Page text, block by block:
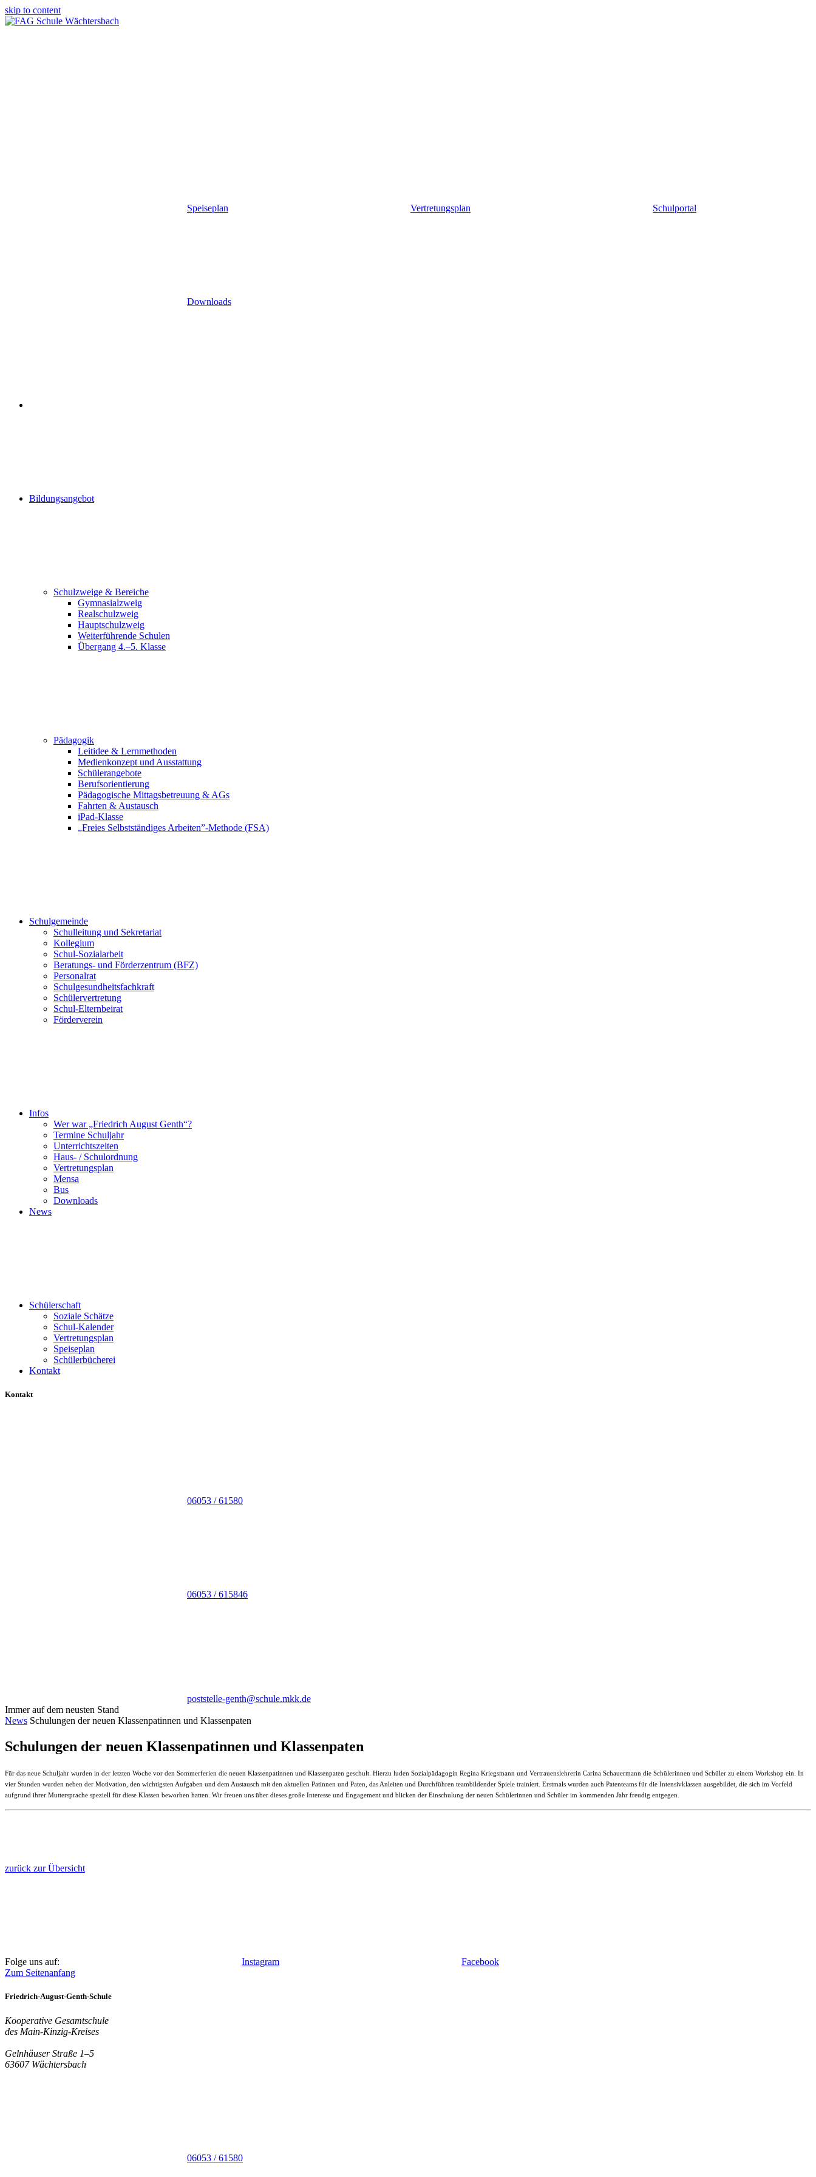
skip to content
Speiseplan Vertretungsplan Schulportal
Downloads
Bildungsangebot
Schulzweige & Bereiche
Gymnasialzweig
Realschulzweig
Hauptschulzweig
Weiterführende Schulen
Übergang 4.–5. Klasse
Pädagogik
Leitidee & Lernmethoden
Medienkonzept und Ausstattung
Schülerangebote
Berufsorientierung
Pädagogische Mittagsbetreuung & AGs
Fahrten & Austausch
iPad-Klasse
„Freies Selbstständiges Arbeiten”-Methode (FSA)
Schulgemeinde
Schulleitung und Sekretariat
Kollegium
Schul-Sozialarbeit
Beratungs- und Förderzentrum (BFZ)
Personalrat
Schulgesundheitsfachkraft
Schülervertretung
Schul-Elternbeirat
Förderverein
Infos
Wer war „Friedrich August Genth“?
Termine Schuljahr
Unterrichtszeiten
Haus- / Schulordnung
Vertretungsplan
Mensa
Bus
Downloads
News
Schülerschaft
Soziale Schätze
Schul-Kalender
Vertretungsplan
Speiseplan
Schülerbücherei
Kontakt
Kontakt
06053 / 61580
06053 / 615846
poststelle-genth@schule.mkk.de
Immer auf dem neusten Stand
News Schulungen der neuen Klassenpatinnen und Klassenpaten
Schulungen der neuen Klassenpatinnen und Klassenpaten
Für das neue Schuljahr wurden in der letzten Woche vor den Sommerferien die neuen Klassenpatinnen und Klassenpaten geschult. Hierzu luden Sozialpädagogin Regina Kriegsmann und Vertrauenslehrerin Carina Schauermann die Schülerinnen und Schüler zu einem Workshop ein. In
vier Stunden wurden neben der Motivation, den wichtigsten Aufgaben und dem Austausch mit den aktuellen Patinnen und Paten, das Anleiten und Durchführen teambildender Spiele trainiert. Erstmals wurden auch Patenteams für die Intensivklassen ausgebildet, die sich im Vorfeld
aufgrund ihrer Muttersprache speziell für diese Klassen beworben hatten. Wir freuen uns über dieses große Interesse und Engagement und blicken der Einschulung der neuen Schülerinnen und Schüler im kommenden Jahr freudig entgegen.
zurück zur Übersicht
Folge uns auf: Instagram
Facebook
Zum Seitenanfang
Friedrich-August-Genth-Schule
Kooperative Gesamtschule
des Main-Kinzig-Kreises
Gelnhäuser Straße 1–5
63607 Wächtersbach
06053 / 61580